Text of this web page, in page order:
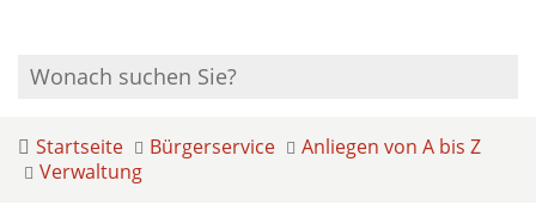
Startseite Bürgerservice
Anliegen von A bis Z
Verwaltung